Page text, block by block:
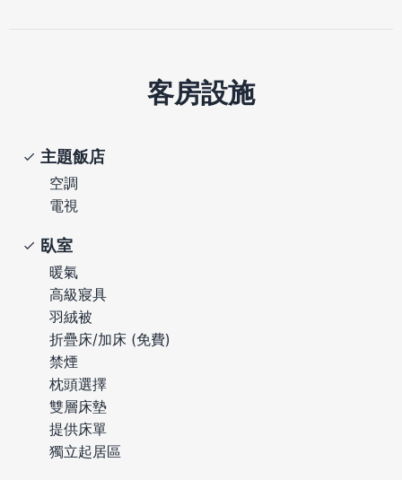
客房設施
主題飯店
空調
電視
臥室
暖氣
高級寢具
羽絨被
折疊床/加床 (免費)
禁煙
枕頭選擇
雙層床墊
提供床單
獨立起居區